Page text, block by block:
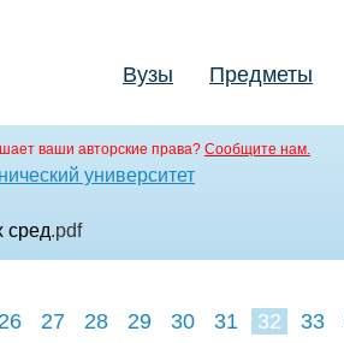
Вузы Предметы
ваши авторские права? Сообщите нам.
университет
сред.pdf
27 28 29 30 31 32 33